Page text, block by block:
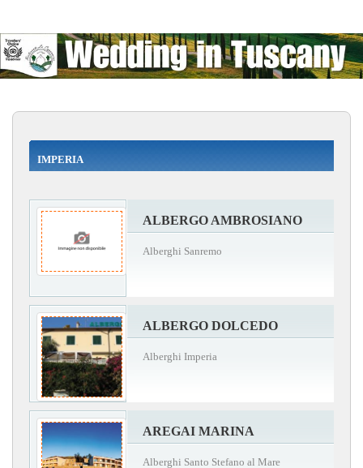
IMPERIA
ALBERGO AMBROSIANO
Alberghi Sanremo
ALBERGO DOLCEDO
Alberghi Imperia
AREGAI MARINA
Alberghi Santo Stefano al Mare